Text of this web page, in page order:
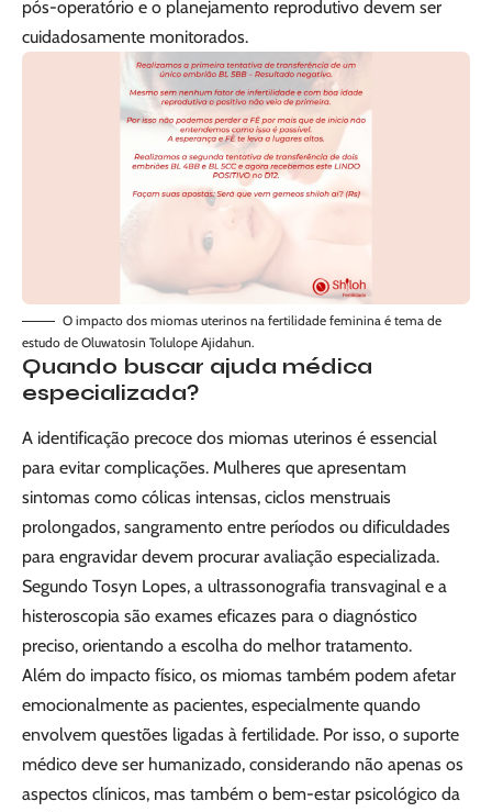
pós-operatório e o planejamento reprodutivo devem ser
cuidadosamente monitorados.
O impacto dos miomas uterinos na fertilidade feminina é tema de
estudo de Oluwatosin Tolulope Ajidahun.
Quando buscar ajuda médica
especializada?
A identificação precoce dos miomas uterinos é essencial
para evitar complicações. Mulheres que apresentam
sintomas como cólicas intensas, ciclos menstruais
prolongados, sangramento entre períodos ou dificuldades
para engravidar devem procurar avaliação especializada.
Segundo Tosyn Lopes, a ultrassonografia transvaginal e a
histeroscopia são exames eficazes para o diagnóstico
preciso, orientando a escolha do melhor tratamento.
Além do impacto físico, os miomas também podem afetar
emocionalmente as pacientes, especialmente quando
envolvem questões ligadas à fertilidade. Por isso, o suporte
médico deve ser humanizado, considerando não apenas os
aspectos clínicos, mas também o bem-estar psicológico da